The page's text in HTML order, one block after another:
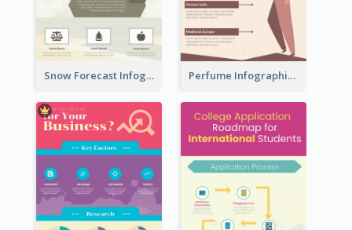
Snow Forecast Infographic Perfume Infographic